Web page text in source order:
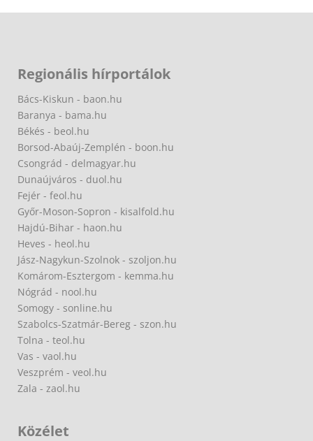
Regionális hírportálok
Bács-Kiskun - baon.hu
Baranya - bama.hu
Békés - beol.hu
Borsod-Abaúj-Zemplén - boon.hu
Csongrád - delmagyar.hu
Dunaújváros - duol.hu
Fejér - feol.hu
Győr-Moson-Sopron - kisalfold.hu
Hajdú-Bihar - haon.hu
Heves - heol.hu
Jász-Nagykun-Szolnok - szoljon.hu
Komárom-Esztergom - kemma.hu
Nógrád - nool.hu
Somogy - sonline.hu
Szabolcs-Szatmár-Bereg - szon.hu
Tolna - teol.hu
Vas - vaol.hu
Veszprém - veol.hu
Zala - zaol.hu
Közélet